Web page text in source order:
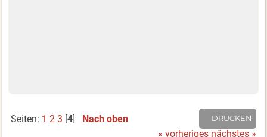
DRUCKEN
Seiten: 1 2 3 [4]
Nach oben
« vorheriges nächstes »